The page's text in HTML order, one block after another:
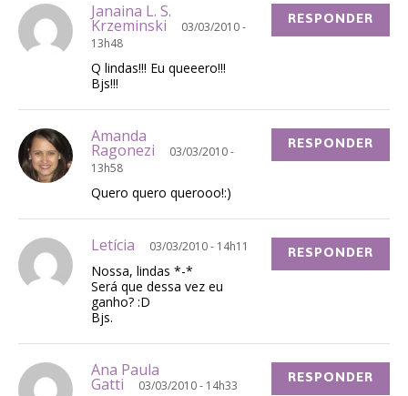
Janaina L. S.
Krzeminski
03/03/2010 -
13h48
Q lindas!!! Eu queeero!!!
Bjs!!!
RESPONDER
Amanda
Ragonezi
03/03/2010 -
13h58
Quero quero querooo!:)
RESPONDER
Letícia 03/03/2010 - 14h11
Nossa, lindas *-*
Será que dessa vez eu
ganho? :D
Bjs.
RESPONDER
Ana Paula
Gatti 03/03/2010 - 14h33 RESPONDER